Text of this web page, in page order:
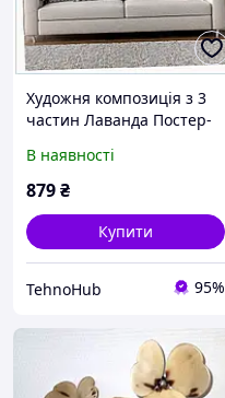
Художня композиція з 3
частин Лаванда Постер-
6X503B04K5
В наявності
879₴
Купити
TehnoHub 95%